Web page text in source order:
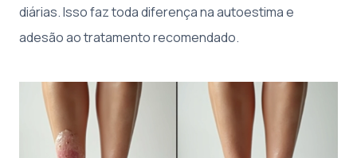
diárias. Isso faz toda diferença na autoestima e
adesão ao tratamento recomendado.